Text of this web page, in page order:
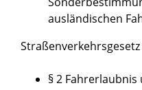
ausländischen
Straßenverkehrsgesetz
§ 2